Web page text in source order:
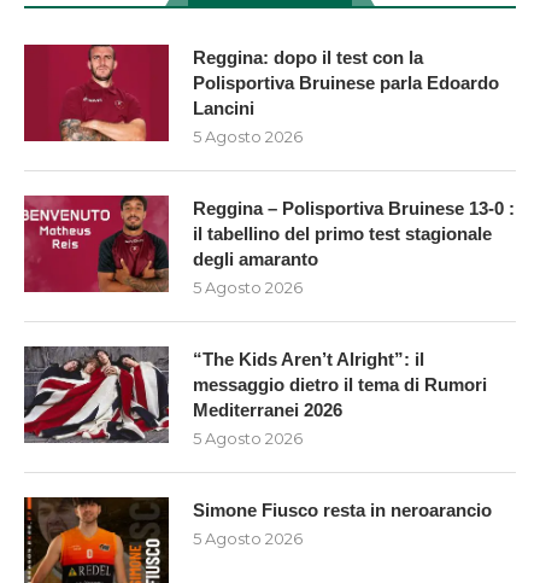
Reggina: dopo il test con la
Polisportiva Bruinese parla Edoardo
Lancini
5 Agosto 2026
Reggina – Polisportiva Bruinese 13-0 :
il tabellino del primo test stagionale
degli amaranto
5 Agosto 2026
“The Kids Aren’t Alright”: il
messaggio dietro il tema di Rumori
Mediterranei 2026
5 Agosto 2026
Simone Fiusco resta in neroarancio
5 Agosto 2026